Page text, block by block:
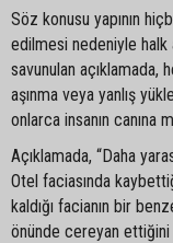
Söz konusu yapının
edilmesi nedeniyle halk
savunulan açıklamada,
aşınma veya yanlış
onlarca insanın canına
Açıklamada, “Daha
Otel faciasında
kaldığı facianın bir
önünde cereyan ettiğini